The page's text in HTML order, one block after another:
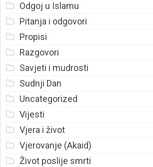
Odgoj u Islamu
Pitanja i odgovori
Propisi
Razgovori
Savjeti i mudrosti
Sudnji Dan
Uncategorized
Vijesti
Vjera i život
Vjerovanje (Akaid)
Život poslije smrti